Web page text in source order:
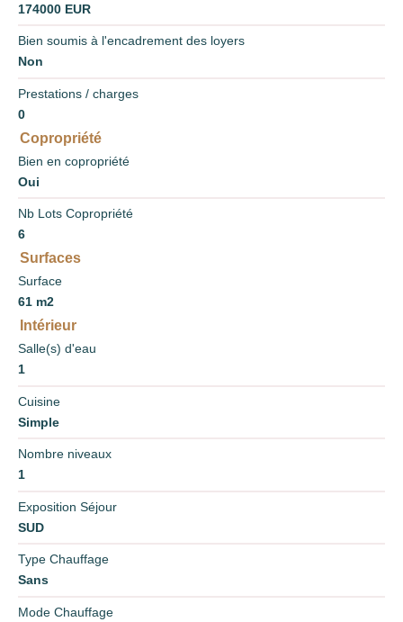
174000 EUR
Bien soumis à l'encadrement des loyers
Non
Prestations / charges
0
Copropriété
Bien en copropriété
Oui
Nb Lots Copropriété
6
Surfaces
Surface
61 m2
Intérieur
Salle(s) d'eau
1
Cuisine
Simple
Nombre niveaux
1
Exposition Séjour
SUD
Type Chauffage
Sans
Mode Chauffage